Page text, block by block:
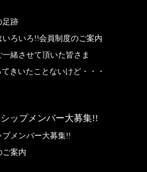
足跡
いろいろ!!会員制度のご案内
一緒させて頂いた皆さま
てきいたことないけど・・・
ップメンバー大募集!!
プメンバー大募集!!
ご案内